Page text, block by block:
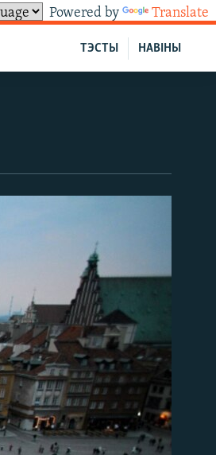
Powered by Translate
НАВІНЫ
ТЭСТЫ